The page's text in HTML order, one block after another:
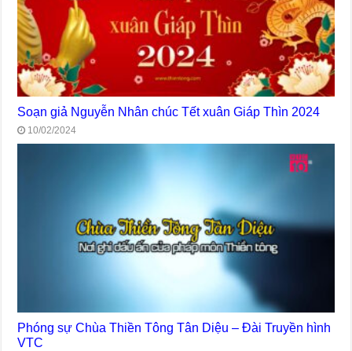
Soạn giả Nguyễn Nhân chúc Tết xuân Giáp Thìn 2024
10/02/2024
Phóng sự Chùa Thiền Tông Tân Diệu – Đài Truyền hình
VTC